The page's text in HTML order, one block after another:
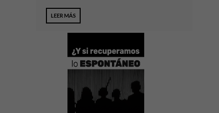
LEER MÁS